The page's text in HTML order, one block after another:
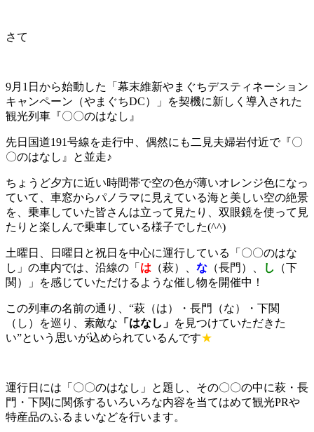
さて
9月1日から始動した「幕末維新やまぐちデスティネーション
キャンペーン（やまぐちDC）」
を契機に新しく導入された
観光列車『〇〇のはなし』
先日国道191号線を走行中、偶然にも二見夫婦岩付近で『〇
〇のはなし』と並走♪
ちょうど夕方に近い時間帯で空の色が薄いオレンジ色になっ
ていて、車窓からパノラマに見えている海と美しい空の絶景
を、乗車していた皆さんは立って見たり、双眼鏡を使って見
たりと楽しんで乗車している様子でした(^^)
土曜日、日曜日と祝日を中心に運行している「〇〇のはな
し」の車内では、沿線の「 は （萩）、 な （長門）、 し
（下
関）」を感じていただけるような催し物を開催中！
この列車の名前の通り、“萩（は）・長門（な）・下関
（し）を巡り、素敵な 「はなし」 を見つけていただきた
い”という思いが込められているんです★
運行日には「〇〇のはなし」と題し、その〇〇の中に萩・長
門・下関に関係するいろいろな内容を当てはめて観光PRや
特産品のふるまいなどを行います。